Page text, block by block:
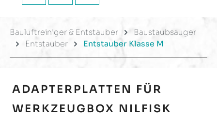
Bauluftreiniger & Entstauber
Baustaubsauger
Entstauber
Entstauber Klasse M
ADAPTERPLATTEN FÜR
WERKZEUGBOX NILFISK